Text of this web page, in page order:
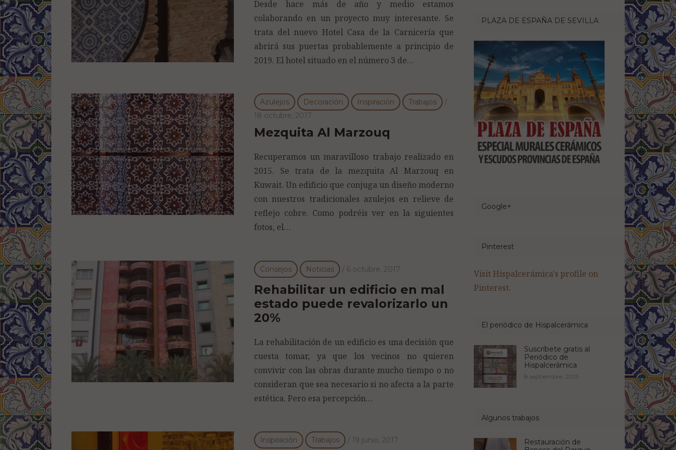
Desde hace más de año y medio estamos
colaborando en un proyecto muy interesante. Se
trata del nuevo Hotel Casa de la Carnicería que
abrirá sus puertas probablemente a principio de
2019. El hotel situado en el número 3 de…
Azulejos Decoración Inspiración Trabajos
/
18 octubre, 2017
Mezquita Al Marzouq
Recuperamos un maravilloso trabajo realizado en
2015. Se trata de la mezquita Al Marzouq en
Kuwait. Un edificio que conjuga un diseño moderno
con nuestros tradicionales azulejos en relieve de
reflejo cobre. Como podréis ver en la siguientes
fotos, el…
Consejos Noticias / 6 octubre, 2017
Rehabilitar un edificio en mal
estado puede revalorizarlo un
20%
La rehabilitación de un edificio es una decisión que
cuesta tomar, ya que los vecinos no quieren
convivir con las obras durante mucho tiempo o no
consideran que sea necesario si no afecta a la parte
estética. Pero esa percepción…
Inspiración Trabajos / 19 junio, 2017
PLAZA DE ESPAÑA DE SEVILLA
Google+
Pinterest
Visit Hispalcerámica's profile on
Pinterest.
El periódico de Hispalcerámica
Suscríbete gratis al
Periódico de
Hispalcerámica
8 septiembre, 2015
Algunos trabajos
Restauración de